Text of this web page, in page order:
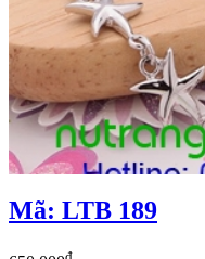
Mã: LTB 189
đ